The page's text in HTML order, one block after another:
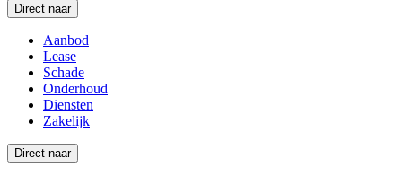
Direct naar
Aanbod
Lease
Schade
Onderhoud
Diensten
Zakelijk
Direct naar